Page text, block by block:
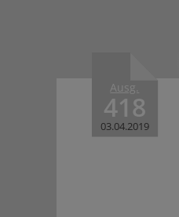
Ausg.
418
03.04.2019